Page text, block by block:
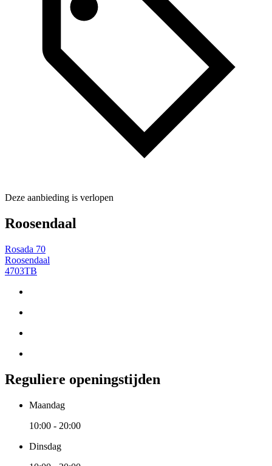
Deze aanbieding is verlopen
Roosendaal
Rosada 70
Roosendaal
4703TB
Reguliere openingstijden
Maandag
10:00 - 20:00
Dinsdag